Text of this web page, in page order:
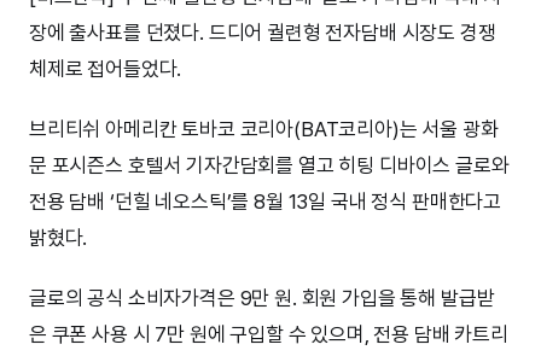
장에 출사표를 던졌다. 드디어 궐련형 전자담배 시장도 경쟁
체제로 접어들었다.
브리티쉬 아메리칸 토바코 코리아(BAT코리아)는 서울 광화
문 포시즌스 호텔서 기자간담회를 열고 히팅 디바이스 글로와
전용 담배 ‘던힐 네오스틱’를 8월 13일 국내 정식 판매한다고
밝혔다.
글로의 공식 소비자가격은 9만 원. 회원 가입을 통해 발급받
은 쿠폰 사용 시 7만 원에 구입할 수 있으며, 전용 담배 카트리